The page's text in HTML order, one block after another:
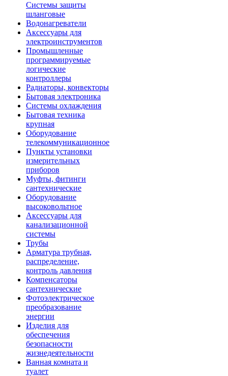
Системы защиты
шланговые
Водонагреватели
Аксессуары для
электроинструментов
Промышленные
программируемые
логические
контроллеры
Радиаторы, конвекторы
Бытовая электроника
Системы охлаждения
Бытовая техника
крупная
Оборудование
телекоммуникационное
Пункты установки
измерительных
приборов
Муфты, фитинги
сантехнические
Оборудование
высоковольтное
Аксессуары для
канализационной
системы
Трубы
Арматура трубная,
распределение,
контроль давления
Компенсаторы
сантехнические
Фотоэлектрическое
преобразование
энергии
Изделия для
обеспечения
безопасности
жизнедеятельности
Ванная комната и
туалет